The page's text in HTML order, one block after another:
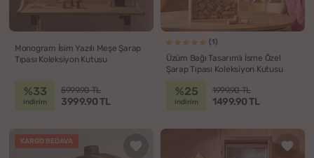
Monogram İsim Yazılı Meşe Şarap
Tıpası Koleksiyon Kutusu
%33
indirim
5999.90 TL
3999.90 TL
(1)
Üzüm Bağı Tasarımlı İsme Özel
Şarap Tıpası Koleksiyon Kutusu
%25
indirim
1999.90 TL
1499.90 TL
KARGO BEDAVA